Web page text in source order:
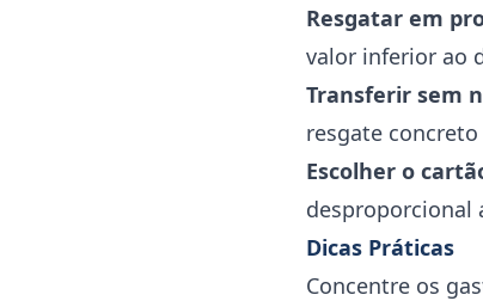
Resgatar em
valor inferior ao
Transferir sem
resgate
Escolher o
desproporcional
Dicas Práticas
Concentre os